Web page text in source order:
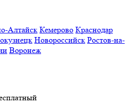
Алтайск Кемерово Краснодар
Новороссийск Ростов-на-
Воронеж